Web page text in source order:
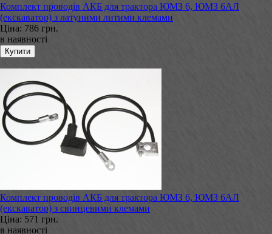
Комплект проводів АКБ для трактора ЮМЗ 6, ЮМЗ 6АЛ
(екскаватор) з латуними литими клемами
Ціна: 786 грн.
в наявності
Комплект проводів АКБ для трактора ЮМЗ 6, ЮМЗ 6АЛ
(екскаватор) з свинцевими клемами
Ціна: 571 грн.
в наявності